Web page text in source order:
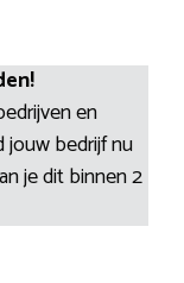
en
jouw bedrijf nu
je dit binnen 2